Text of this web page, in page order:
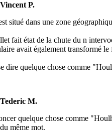
Vincent P.
situé dans une zone
fait état de la chute du n
avait également transformé
dire quelque chose comme
Tederic M.
quelque chose comme
même mot.